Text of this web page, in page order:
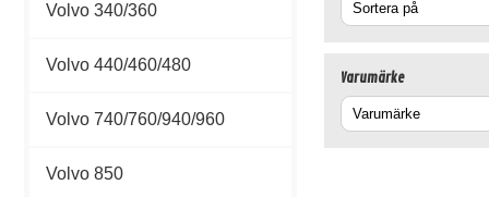
Volvo 340/360
Volvo 440/460/480
Volvo 740/760/940/960
Volvo 850
Varumärke